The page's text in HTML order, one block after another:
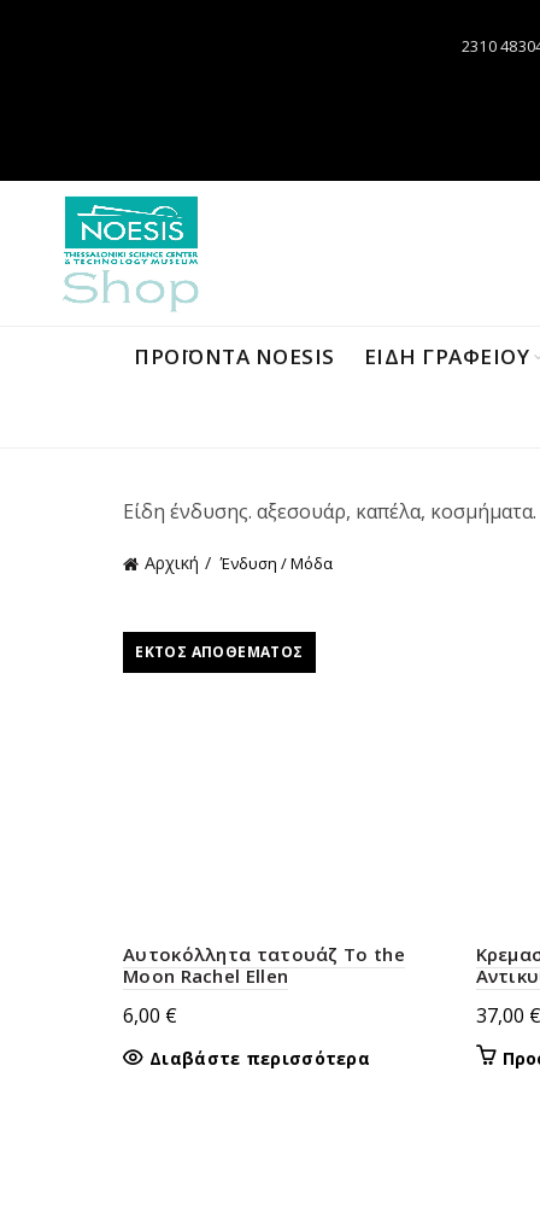
2310
ΠΡΟΪΌΝΤΑ NOESIS ΕΙΔΗ ΓΡΑΦΕΙΟΥ
Είδη ένδυσης. αξεσουάρ, καπέλα, κοσμήματα.
Αρχική Ένδυση / Μόδα
ΕΚΤΌΣ ΑΠΟΘΈΜΑΤΟΣ
Aυτοκόλλητα τατουάζ To the
Moon Rachel Ellen
6,00 €
Διαβάστε περισσότερα
37,00 €